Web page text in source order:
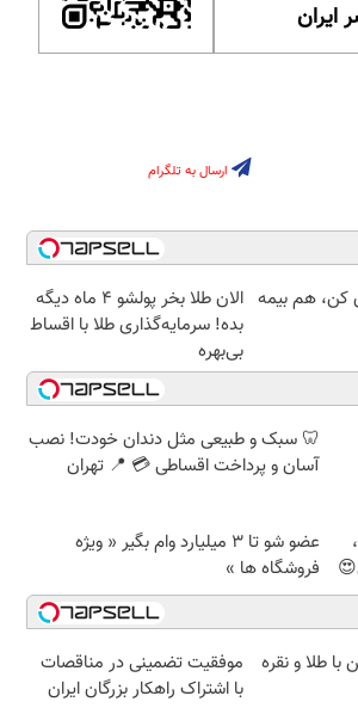
ایران
ارسال به تلگرام
کن، هم بیمه
الان طلا بخر پولشو 4 ماه دیگه
بده! سرمایه‌گذاری طلا با اقساط
بی‌بهره
🦷 سبک و طبیعی مثل دندان خودت! نصب
آسان و پرداخت اقساطی 💳 📍 تهران
عضو شو تا 3 میلیارد وام بگیر « ویژه
فروشگاه ها »
با طلا و نقره
موفقیت تضمینی در مناقصات
با اشتراک راهکار بزرگان ایران